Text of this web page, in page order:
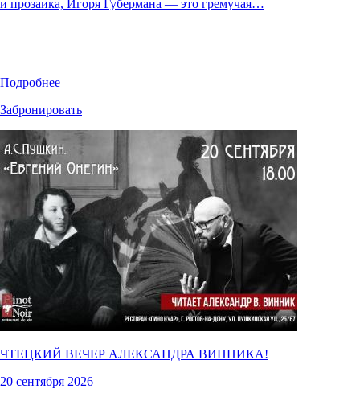
и прозаика, Игоря Губермана — это гремучая…
Подробнее
Забронировать
ЧТЕЦКИЙ ВЕЧЕР АЛЕКСАНДРА ВИННИКА!
20 сентября 2026